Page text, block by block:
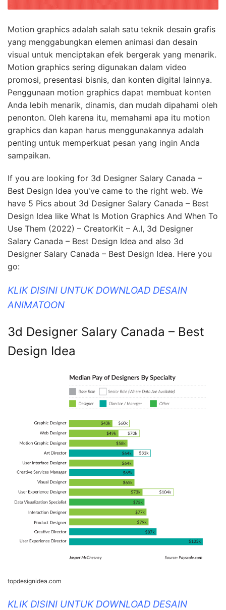
Motion graphics adalah salah satu teknik desain grafis
yang menggabungkan elemen animasi dan desain
visual untuk menciptakan efek bergerak yang menarik.
Motion graphics sering digunakan dalam video
promosi, presentasi bisnis, dan konten digital lainnya.
Penggunaan motion graphics dapat membuat konten
Anda lebih menarik, dinamis, dan mudah dipahami oleh
penonton. Oleh karena itu, memahami apa itu motion
graphics dan kapan harus menggunakannya adalah
penting untuk memperkuat pesan yang ingin Anda
sampaikan.
If you are looking for 3d Designer Salary Canada –
Best Design Idea you've came to the right web. We
have 5 Pics about 3d Designer Salary Canada – Best
Design Idea like What Is Motion Graphics And When To
Use Them (2022) – CreatorKit – A.I, 3d Designer
Salary Canada – Best Design Idea and also 3d
Designer Salary Canada – Best Design Idea. Here you
go:
KLIK DISINI UNTUK DOWNLOAD DESAIN
ANIMATOON
3d Designer Salary Canada – Best
Design Idea
topdesignidea.com
KLIK DISINI UNTUK DOWNLOAD DESAIN